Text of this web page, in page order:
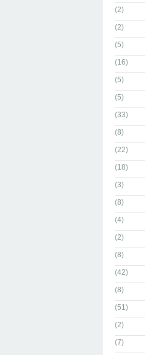
(2)
(2)
(5)
(16)
(5)
(5)
(33)
(8)
(22)
(18)
(3)
(8)
(4)
(2)
(8)
(42)
(8)
(51)
(2)
(7)